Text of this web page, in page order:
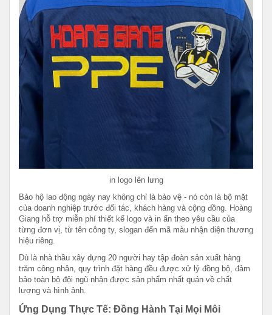
in logo lên lưng
Bảo hộ lao động ngày nay không chỉ là bảo vệ - nó còn là bộ mặt
của doanh nghiệp trước đối tác, khách hàng và cộng đồng. Hoàng
Giang hỗ trợ miễn phí thiết kế logo và in ấn theo yêu cầu của
từng đơn vị, từ tên công ty, slogan đến mã màu nhận diện thương
hiệu riêng.
Dù là nhà thầu xây dựng 20 người hay tập đoàn sản xuất hàng
trăm công nhân, quy trình đặt hàng đều được xử lý đồng bộ, đảm
bảo toàn bộ đội ngũ nhận được sản phẩm nhất quán về chất
lượng và hình ảnh.
Ứng Dụng Thực Tế: Đồng Hành Tại Mọi Môi